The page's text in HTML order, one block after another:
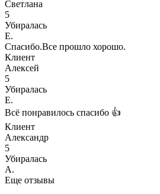
Светлана
5
Убиралась
Е.
Спасибо.Все прошло хорошо.
Клиент
Алексей
5
Убиралась
Е.
Всё понравилось спасибо 👍
Клиент
Александр
5
Убиралась
А.
Еще отзывы